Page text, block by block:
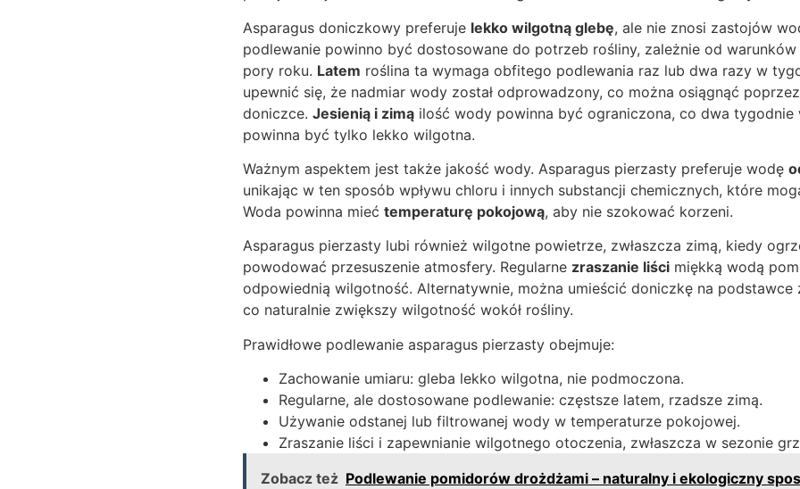
Asparagus doniczkowy preferuje lekko wilgotną glebę, ale nie znosi zastojów
podlewanie powinno być dostosowane do potrzeb rośliny, zależnie od
pory roku. Latem roślina ta wymaga obfitego podlewania raz lub dwa razy w
upewnić się, że nadmiar wody został odprowadzony, co można osiągnąć
doniczce. Jesienią i zimą ilość wody powinna być ograniczona, co dwa tygodnie
powinna być tylko lekko wilgotna.
Ważnym aspektem jest także jakość wody. Asparagus pierzasty preferuje wodę
unikając w ten sposób wpływu chloru i innych substancji chemicznych, które
Woda powinna mieć temperaturę pokojową, aby nie szokować korzeni.
Asparagus pierzasty lubi również wilgotne powietrze, zwłaszcza zimą, kiedy
powodować przesuszenie atmosfery. Regularne zraszanie liści miękką wodą
odpowiednią wilgotność. Alternatywnie, można umieścić doniczkę na
co naturalnie zwiększy wilgotność wokół rośliny.
Prawidłowe podlewanie asparagus pierzasty obejmuje:
Zachowanie umiaru: gleba lekko wilgotna, nie podmoczona.
Regularne, ale dostosowane podlewanie: częstsze latem, rzadsze zimą.
Używanie odstanej lub filtrowanej wody w temperaturze pokojowej.
Zraszanie liści i zapewnianie wilgotnego otoczenia, zwłaszcza w sezonie
Zobacz też Podlewanie pomidorów drożdżami – naturalny i ekologiczny